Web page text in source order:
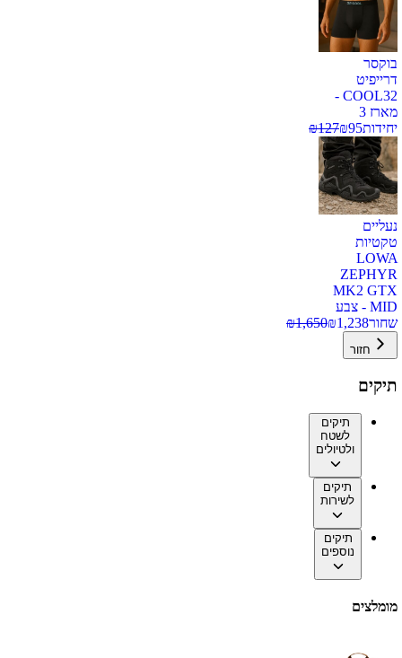
בוקסר
דרייפיט
COOL32 -
מארז 3
יחידות
₪95
₪127
נעליים
טקטיות
LOWA
ZEPHYR
MK2 GTX
MID - צבע
שחור
₪1,238
₪1,650
חזור
תיקים
תיקים
לשטח
ולטיולים
תיקים
לשירות
תיקים
נוספים
מומלצים